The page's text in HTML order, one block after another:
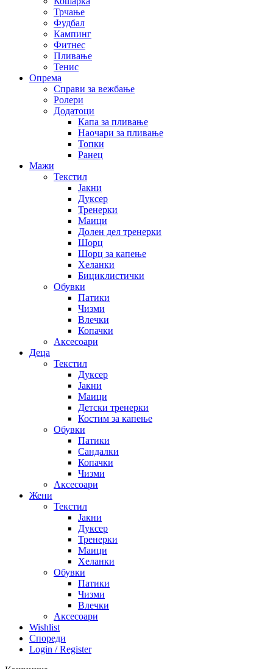
Трчање
Фудбал
Кампинг
Фитнес
Пливање
Тенис
Опрема
Справи за вежбање
Ролери
Додатоци
Капа за пливање
Наочари за пливање
Топки
Ранец
Мажи
Текстил
Јакни
Дуксер
Тренерки
Маици
Долен дел тренерки
Шорц
Шорц за капење
Хеланки
Бициклистички
Обувки
Патики
Чизми
Влечки
Копачки
Аксесоари
Деца
Текстил
Дуксер
Јакни
Маици
Детски тренерки
Костим за капење
Обувки
Патики
Сандалки
Копачки
Чизми
Аксесоари
Жени
Текстил
Јакни
Дуксер
Тренерки
Маици
Хеланки
Обувки
Патики
Чизми
Влечки
Аксесоари
Wishlist
Спореди
Login / Register